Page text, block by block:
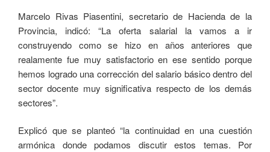
Marcelo Rivas Piasentini, secretario de Hacienda de la
Provincia, indicó: “La oferta salarial la vamos a ir
construyendo como se hizo en años anteriores que
realamente fue muy satisfactorio en ese sentido porque
hemos logrado una corrección del salario básico dentro del
sector docente muy significativa respecto de los demás
sectores”.
Explicó que se planteó “la continuidad en una cuestión
armónica donde podamos discutir estos temas. Por